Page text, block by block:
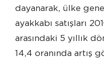
dayanarak, ülke
ayakkabı satışları
arasındaki 5 yıllık
14,4 oranında artış